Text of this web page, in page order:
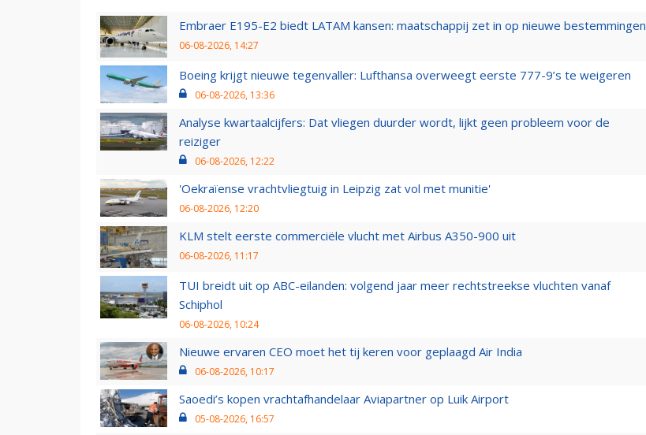
Embraer E195-E2 biedt LATAM kansen: maatschappij zet in op nieuwe bestemmingen
06-08-2026, 14:27
Boeing krijgt nieuwe tegenvaller: Lufthansa overweegt eerste 777-9’s te weigeren
06-08-2026, 13:36
Analyse kwartaalcijfers: Dat vliegen duurder wordt, lijkt geen probleem voor de
reiziger
06-08-2026, 12:22
'Oekraïense vrachtvliegtuig in Leipzig zat vol met munitie'
06-08-2026, 12:20
KLM stelt eerste commerciële vlucht met Airbus A350-900 uit
06-08-2026, 11:17
TUI breidt uit op ABC-eilanden: volgend jaar meer rechtstreekse vluchten vanaf
Schiphol
06-08-2026, 10:24
Nieuwe ervaren CEO moet het tij keren voor geplaagd Air India
06-08-2026, 10:17
Saoedi’s kopen vrachtafhandelaar Aviapartner op Luik Airport
05-08-2026, 16:57